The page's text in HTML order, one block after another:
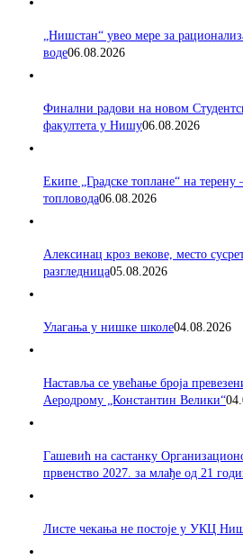
„Нишстан“ увео мере за
воде06.08.2026
Финални радови на новом
факултета у Нишу06.08.2026
Екипе „Градске топлане“ на терену
топловода06.08.2026
Алексинац кроз векове, место
разгледница05.08.2026
Улагања у нишке школе04.08.2026
Наставља се увећање броја
Аеродрому „Константин Велики“
Гашевић на састанку
првенство 2027. за млађе од 21
Листе чекања не постоје у УКЦ